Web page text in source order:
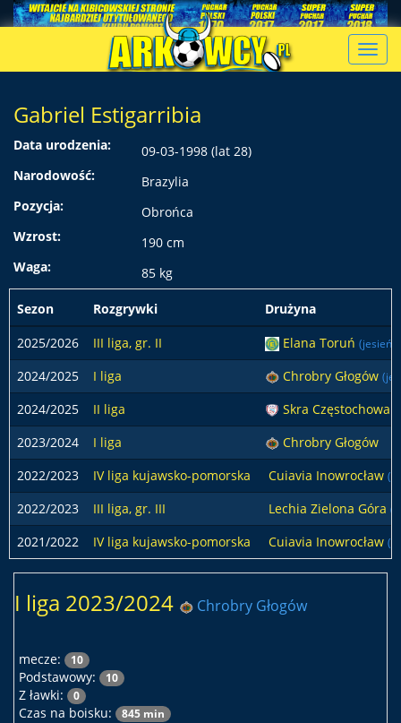
Gabriel Estigarribia
Data urodzenia:
09-03-1998 (lat 28)
Narodowość:
Brazylia
Pozycja:
Obrońca
Wzrost:
190 cm
Waga:
85 kg
Sezon Rozgrywki
Drużyna
2025/2026
III liga, gr. II Elana Toruń (jesień)
2024/2025 I liga Chrobry Głogów
2024/2025 II liga Skra Częstochowa
2023/2024 I liga
Chrobry Głogów
2022/2023
IV liga kujawsko-pomorska Cuiavia Inowrocław
2022/2023 III liga, gr. III Lechia Zielona Góra
2021/2022 IV liga kujawsko-pomorska Cuiavia Inowrocław
I liga 2023/2024 Chrobry Głogów
mecze: 10
Podstawowy: 10
Z ławki: 0
Czas na boisku: 845 min